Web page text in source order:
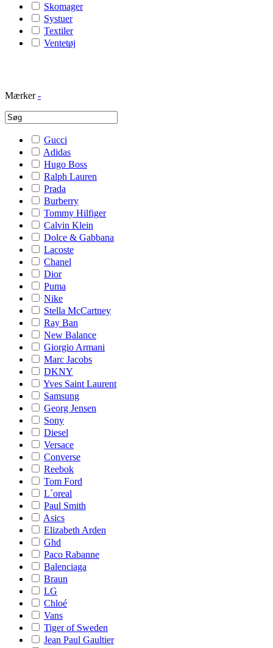
Skomager
Systuer
Textiler
Ventetøj
Mærker -
Gucci
Adidas
Hugo Boss
Ralph Lauren
Prada
Burberry
Tommy Hilfiger
Calvin Klein
Dolce & Gabbana
Lacoste
Chanel
Dior
Puma
Nike
Stella McCartney
Ray Ban
New Balance
Giorgio Armani
Marc Jacobs
DKNY
Yves Saint Laurent
Samsung
Georg Jensen
Sony
Diesel
Versace
Converse
Reebok
Tom Ford
L´oreal
Paul Smith
Asics
Elizabeth Arden
Ghd
Paco Rabanne
Balenciaga
Braun
LG
Chloé
Vans
Tiger of Sweden
Jean Paul Gaultier